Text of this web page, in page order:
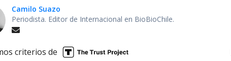
Camilo Suazo
Periodista. Editor de Internacional en BioBioChile.
criterios de